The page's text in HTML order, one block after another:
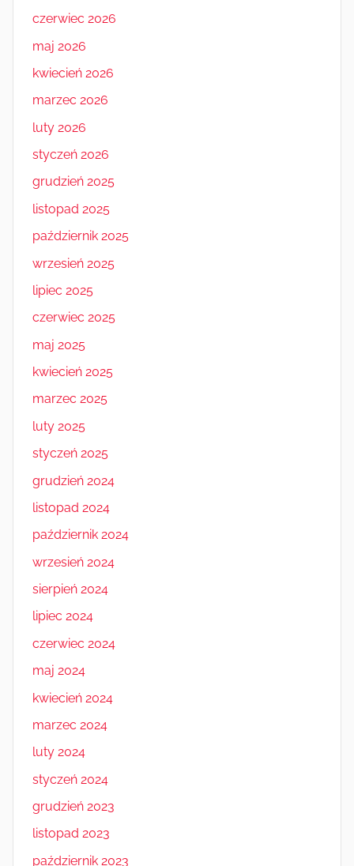
czerwiec 2026
maj 2026
kwiecień 2026
marzec 2026
luty 2026
styczeń 2026
grudzień 2025
listopad 2025
październik 2025
wrzesień 2025
lipiec 2025
czerwiec 2025
maj 2025
kwiecień 2025
marzec 2025
luty 2025
styczeń 2025
grudzień 2024
listopad 2024
październik 2024
wrzesień 2024
sierpień 2024
lipiec 2024
czerwiec 2024
maj 2024
kwiecień 2024
marzec 2024
luty 2024
styczeń 2024
grudzień 2023
listopad 2023
październik 2023